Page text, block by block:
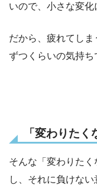
いので、小さな変化
だから、疲れてし
ずつくらいの気持ち
「変わりた
そんな「変わりた
し、それに負けない